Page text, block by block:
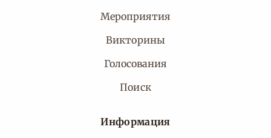
Мероприятия
Викторины
Голосования
Поиск
Информация